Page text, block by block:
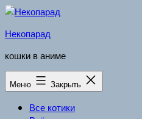
Перейти
содержимому
Некопарад
кошки в аниме
Меню Закрыть
Все котики